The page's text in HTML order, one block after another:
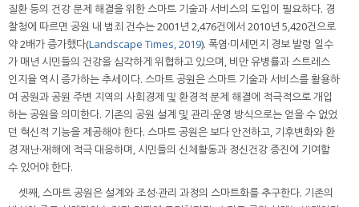
질환 등의 건강 문제 해결을 위한 스마트 기술과 서비스의 도입이 필요하다. 경
찰청에 따르면 공원 내 범죄 건수는 2001년 2,476건에서 2010년 5,420건으로
약 2배가 증가했다(Landscape Times, 2019). 폭염·미세먼지 경보 발령 일수
가 매년 시민들의 건강을 심각하게 위협하고 있으며, 비만 유병률과 스트레스
인지율 역시 증가하는 추세이다. 스마트 공원은 스마트 기술과 서비스를 활용하
여 공원과 공원 주변 지역의 사회경제 및 환경적 문제 해결에 적극적으로 개입
하는 공원을 의미한다. 기존의 공원 설계 및 관리·운영 방식으로는 얻을 수 없었
던 혁신적 기능을 제공해야 한다. 스마트 공원은 보다 안전하고, 기후변화와 환
경 재난·재해에 적극 대응하며, 시민들의 신체활동과 정신건강 증진에 기여할
수 있어야 한다.
셋째, 스마트 공원은 설계와 조성·관리 과정의 스마트화를 추구한다. 기존의